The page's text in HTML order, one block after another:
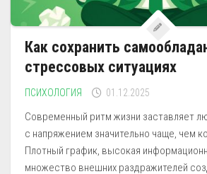
Как сохранить
стрессовых ситуациях
ПСИХОЛОГИЯ 01.12.2025
Современный ритм жизни заставляет
с напряжением значительно чаще, чем
Плотный график, высокая
множество внешних раздражителей